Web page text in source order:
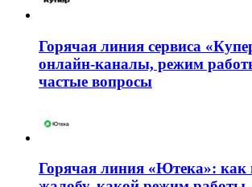
Горячая линия сервиса
онлайн-каналы, режим
частые вопросы
Горячая линия «Ютека»: как